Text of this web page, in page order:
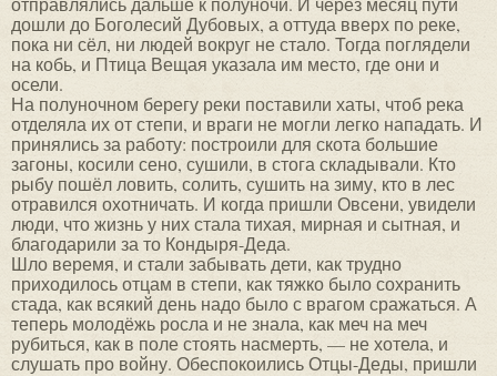
дошли до Боголесий Дубовых, а оттуда вверх по реке,
пока ни сёл, ни людей вокруг не стало. Тогда поглядели
на кобь, и Птица Вещая указала им место, где они и
осели.
На полуночном берегу реки поставили хаты, чтоб река
отделяла их от степи, и враги не могли легко нападать. И
принялись за работу: построили для скота большие
загоны, косили сено, сушили, в стога складывали. Кто
рыбу пошёл ловить, солить, сушить на зиму, кто в лес
отравился охотничать. И когда пришли Овсени, увидели
люди, что жизнь у них стала тихая, мирная и сытная, и
благодарили за то Кондыря-Деда.
Шло веремя, и стали забывать дети, как трудно
приходилось отцам в степи, как тяжко было сохранить
стада, как всякий день надо было с врагом сражаться. А
теперь молодёжь росла и не знала, как меч на меч
рубиться, как в поле стоять насмерть, — не хотела, и
слушать про войну. Обеспокоились Отцы-Деды, пришли